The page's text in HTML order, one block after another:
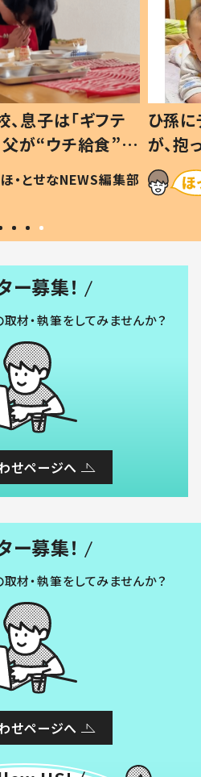
息子は「ギフテ
が“ウチ給食”を
とは #令和の親
ほ・とせなNEWS編集部
ひ孫
が、
「涙が
い」
ー募集！
材・執筆をしてみませんか？
せページへ
ー募集！
材・執筆をしてみませんか？
せページへ